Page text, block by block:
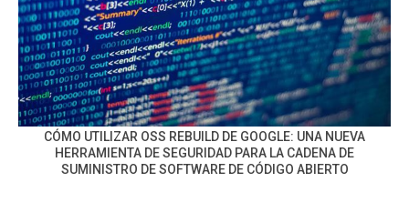
CÓMO UTILIZAR OSS REBUILD DE GOOGLE: UNA NUEVA
HERRAMIENTA DE SEGURIDAD PARA LA CADENA DE
SUMINISTRO DE SOFTWARE DE CÓDIGO ABIERTO